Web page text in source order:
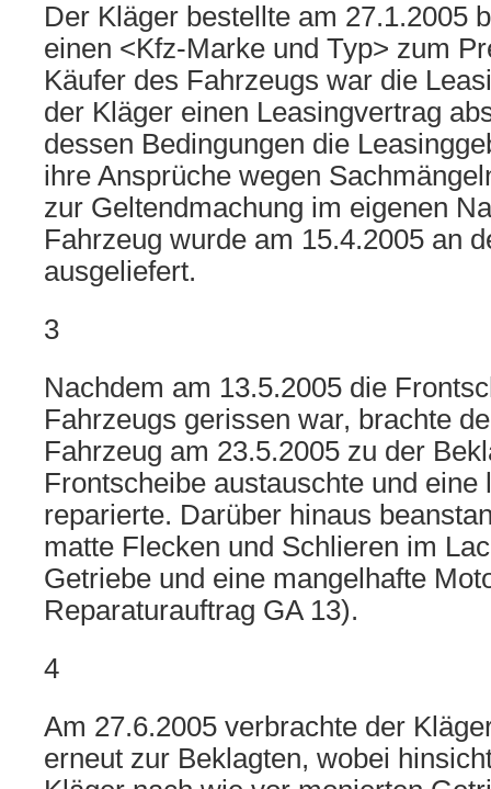
Der Kläger bestellte am 27.1.2005
einen <Kfz-Marke und Typ> zum
Käufer des Fahrzeugs war die
der Kläger einen Leasingvertrag
dessen Bedingungen die
ihre Ansprüche wegen
zur Geltendmachung im eigenen
Fahrzeug wurde am 15.4.2005 an
ausgeliefert.
3
Nachdem am 13.5.2005 die
Fahrzeugs gerissen war, brachte
Fahrzeug am 23.5.2005 zu der
Frontscheibe austauschte und eine
reparierte. Darüber hinaus
matte Flecken und Schlieren im
Getriebe und eine mangelhafte
Reparaturauftrag GA 13).
4
Am 27.6.2005 verbrachte der
erneut zur Beklagten, wobei